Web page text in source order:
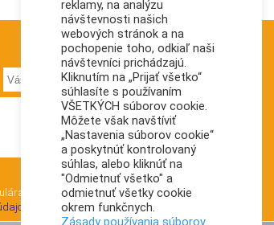
súhlasím so
reklamy, na analýzu
návštevnosti našich
webových stránok a na
pochopenie toho, odkiaľ naši
návštevníci prichádzajú.
Kliknutím na „Prijať všetko“
súhlasíte s používaním
VŠETKÝCH súborov cookie.
Môžete však navštíviť
„Nastavenia súborov cookie“
a poskytnúť kontrolovaný
súhlas, alebo kliknúť na
"Odmietnuť všetko" a
odmietnuť všetky cookie
okrem funkčnych.
Zásady používania súborov